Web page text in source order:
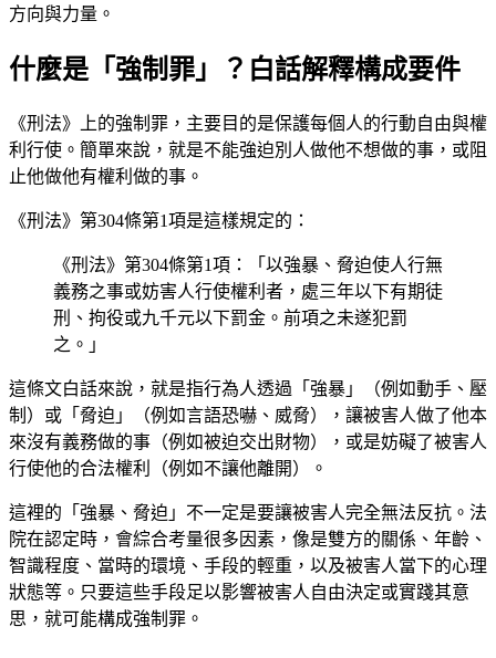
方向與力量。
什麼是「強制罪」？白話解釋構成要件
《刑法》上的強制罪，主要目的是保護每個人的行動自由與權
利行使。簡單來說，就是不能強迫別人做他不想做的事，或阻
止他做他有權利做的事。
《刑法》第304條第1項是這樣規定的：
《刑法》第304條第1項：「以強暴、脅迫使人行無
義務之事或妨害人行使權利者，處三年以下有期徒
刑、拘役或九千元以下罰金。前項之未遂犯罰
之。」
這條文白話來說，就是指行為人透過「強暴」（例如動手、壓
制）或「脅迫」（例如言語恐嚇、威脅），讓被害人做了他本
來沒有義務做的事（例如被迫交出財物），或是妨礙了被害人
行使他的合法權利（例如不讓他離開）。
這裡的「強暴、脅迫」不一定是要讓被害人完全無法反抗。法
院在認定時，會綜合考量很多因素，像是雙方的關係、年齡、
智識程度、當時的環境、手段的輕重，以及被害人當下的心理
狀態等。只要這些手段足以影響被害人自由決定或實踐其意
思，就可能構成強制罪。